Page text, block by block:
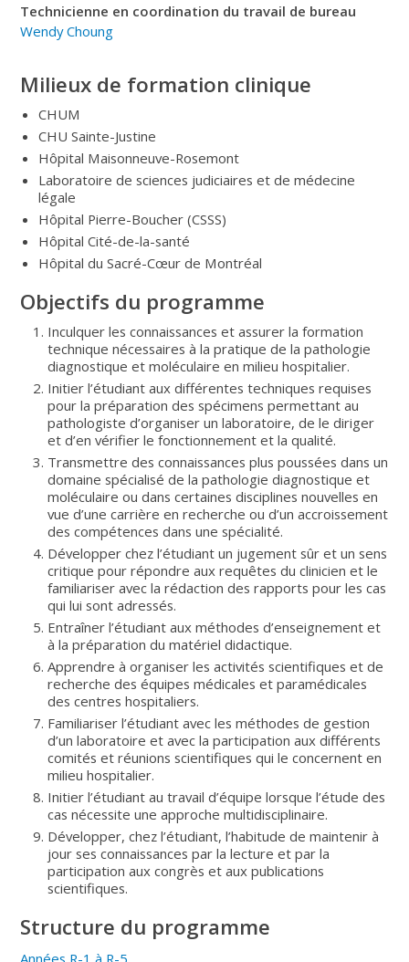
Technicienne en coordination du travail de bureau
Wendy Choung
Milieux de formation clinique
CHUM
CHU Sainte-Justine
Hôpital Maisonneuve-Rosemont
Laboratoire de sciences judiciaires et de médecine
légale
Hôpital Pierre-Boucher (CSSS)
Hôpital Cité-de-la-santé
Hôpital du Sacré-Cœur de Montréal
Objectifs du programme
Inculquer les connaissances et assurer la formation
technique nécessaires à la pratique de la pathologie
diagnostique et moléculaire en milieu hospitalier.
Initier l’étudiant aux différentes techniques requises
pour la préparation des spécimens permettant au
pathologiste d’organiser un laboratoire, de le diriger
et d’en vérifier le fonctionnement et la qualité.
Transmettre des connaissances plus poussées dans un
domaine spécialisé de la pathologie diagnostique et
moléculaire ou dans certaines disciplines nouvelles en
vue d’une carrière en recherche ou d’un accroissement
des compétences dans une spécialité.
Développer chez l’étudiant un jugement sûr et un sens
critique pour répondre aux requêtes du clinicien et le
familiariser avec la rédaction des rapports pour les cas
qui lui sont adressés.
Entraîner l’étudiant aux méthodes d’enseignement et
à la préparation du matériel didactique.
Apprendre à organiser les activités scientifiques et de
recherche des équipes médicales et paramédicales
des centres hospitaliers.
Familiariser l’étudiant avec les méthodes de gestion
d’un laboratoire et avec la participation aux différents
comités et réunions scientifiques qui le concernent en
milieu hospitalier.
Initier l’étudiant au travail d’équipe lorsque l’étude des
cas nécessite une approche multidisciplinaire.
Développer, chez l’étudiant, l’habitude de maintenir à
jour ses connaissances par la lecture et par la
participation aux congrès et aux publications
scientifiques.
Structure du programme
Années R-1 à R-5